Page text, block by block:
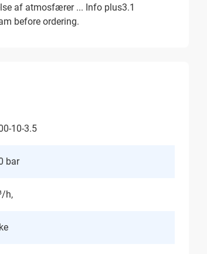
af atmosfærer ... Info plus3.1
before ordering.
10-3.5
bar
h,